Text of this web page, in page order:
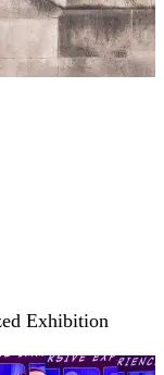
Exhibition